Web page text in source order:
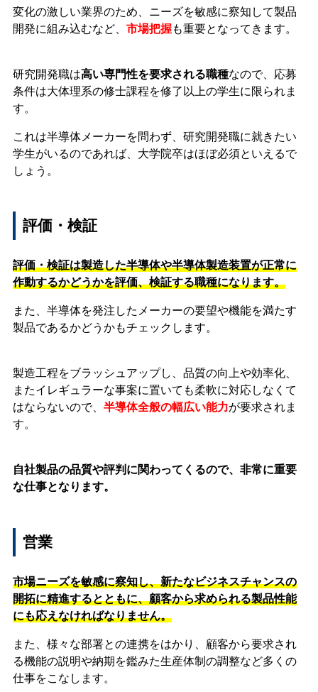
変化の激しい業界のため、ニーズを敏感に察知して製品
開発に組み込むなど、 市場把握も重要となってきます。
研究開発職は高い専門性を要求される職種なので、応募
条件は大体理系の修士課程を修了以上の学生に限られま
す。
これは半導体メーカーを問わず、研究開発職に就きたい
学生がいるのであれば、大学院卒はほぼ必須といえるで
しょう。
評価・検証
評価・検証は製造した半導体や半導体製造装置が正常に
作動するかどうかを評価、検証する職種になります。
また、半導体を発注したメーカーの要望や機能を満たす
製品であるかどうかもチェックします。
製造工程をブラッシュアップし、品質の向上や効率化、
またイレギュラーな事案に置いても柔軟に対応しなくて
はならないので、 半導体全般の幅広い能力が要求されま
す。
自社製品の品質や評判に関わってくるので、非常に重要
な仕事となります。
営業
市場ニーズを敏感に察知し、新たなビジネスチャンスの
開拓に精進するとともに、顧客から求められる製品性能
にも応えなければなりません。
また、様々な部署との連携をはかり、顧客から要求され
る機能の説明や納期を鑑みた生産体制の調整など多くの
仕事をこなします。